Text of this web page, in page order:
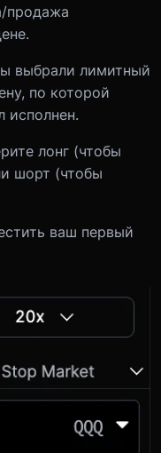
продажа
выбрали лимитный
по которой
исполнен.
лонг (чтобы
шорт (чтобы
ваш первый